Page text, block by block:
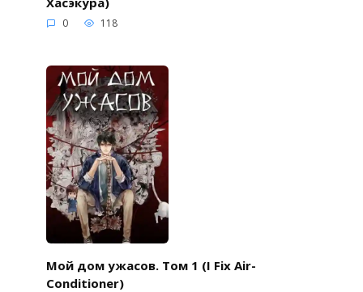
0 118
Мой дом ужасов. Том 1 (I Fix Air-
Conditioner)